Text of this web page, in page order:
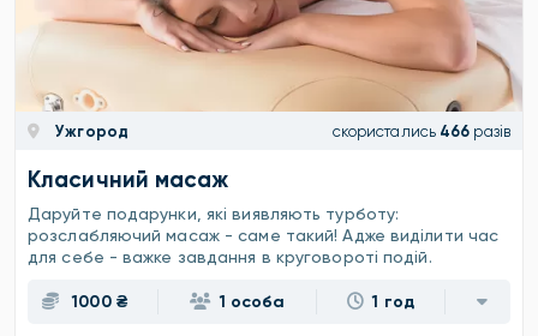
Ужгород скористались 466 разів
Класичний масаж
Даруйте подарунки, які виявляють турботу:
розслабляючий масаж - саме такий! Адже виділити час
для себе - важке завдання в круговороті подій.
1000 ₴ 1 особа 1 год